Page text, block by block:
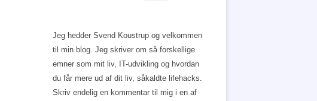
Jeg hedder Svend Koustrup og velkommen
til min blog. Jeg skriver om så forskellige
emner som mit liv, IT-udvikling og hvordan
du får mere ud af dit liv, såkaldte lifehacks.
Skriv endelig en kommentar til mig i en af